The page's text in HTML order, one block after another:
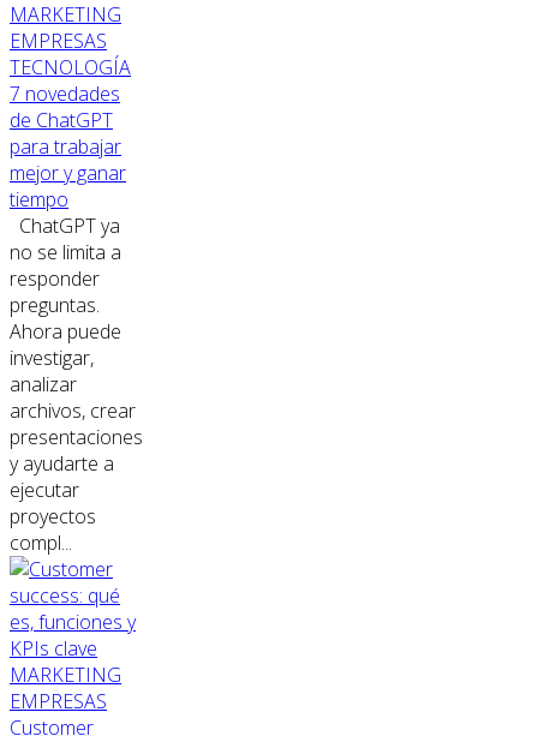
MARKETING
EMPRESAS
TECNOLOGÍA
7 novedades
de ChatGPT
para trabajar
mejor y ganar
tiempo
ChatGPT ya
no se limita a
responder
preguntas.
Ahora puede
investigar,
analizar
archivos, crear
presentaciones
y ayudarte a
ejecutar
proyectos
compl...
MARKETING
EMPRESAS
Customer